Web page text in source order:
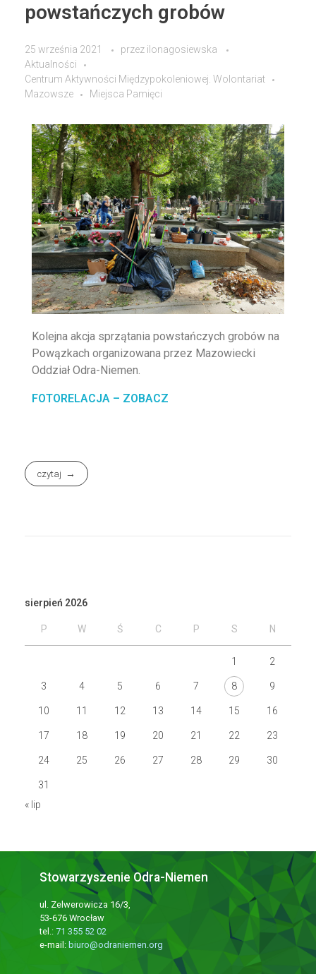
powstańczych grobów
25 września 2021 przez ilonagosiewska
Aktualności
Centrum Aktywności Międzypokoleniowej. Wolontariat
Mazowsze
Miejsca Pamięci
Kolejna akcja sprzątania powstańczych grobów na
Powązkach organizowana przez Mazowiecki
Oddział Odra-Niemen.
FOTORELACJA – ZOBACZ
czytaj
sierpień 2026
P W Ś C P S N
1 2
3 4 5 6 7 8 9
10 11 12 13 14 15 16
17 18 19 20 21 22 23
24 25 26 27 28 29 30
31
« lip
Stowarzyszenie Odra-Niemen
ul. Zelwerowicza 16/3,
53-676 Wrocław
tel.: 71 355 52 02
e-mail: biuro@odraniemen.org